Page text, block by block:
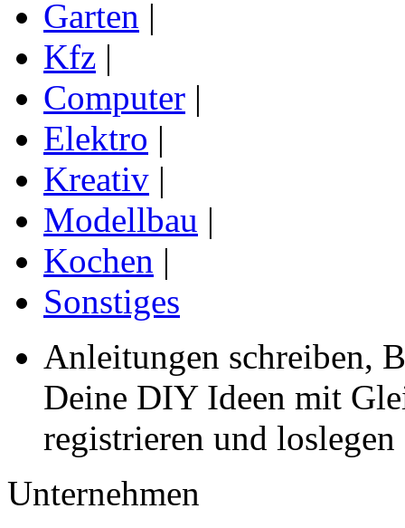
Garten |
Kfz |
Computer |
Elektro |
Kreativ |
Modellbau |
Kochen |
Sonstiges
Anleitungen schreiben,
Deine DIY Ideen mit
registrieren und loslegen
Unternehmen